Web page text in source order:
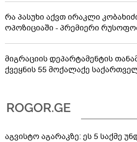
რა პასუხი აქვთ ირაკლი
ოპოზიციაში - პრემიერი
მიგრაციის დეპარტამენტის
ქვეყნის 55 მოქალაქე
აგვისტო აგარაკზე: ეს 5 საქმე